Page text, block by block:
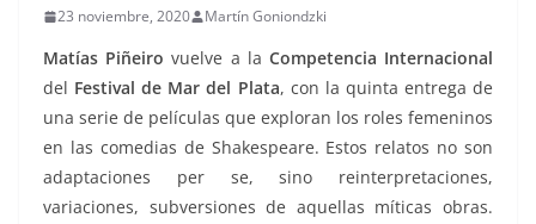
23 noviembre, 2020 Martín Goniondzki
Matías Piñeiro vuelve a la Competencia Internacional
del Festival de Mar del Plata, con la quinta entrega de
una serie de películas que exploran los roles femeninos
en las comedias de Shakespeare. Estos relatos no son
adaptaciones per se, sino reinterpretaciones,
variaciones, subversiones de aquellas míticas obras.